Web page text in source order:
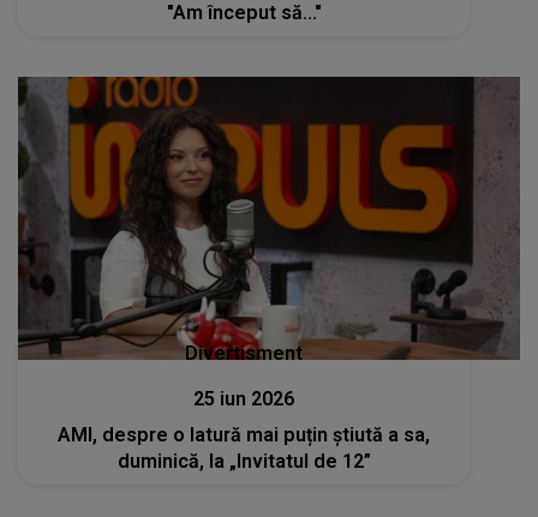
"Am început să..."
Divertisment
25 iun 2026
AMI, despre o latură mai puțin știută a sa,
duminică, la „Invitatul de 12”